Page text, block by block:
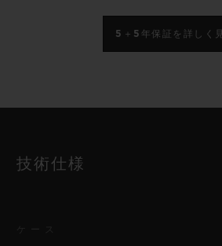
5＋5年保証を詳しく
技術仕様